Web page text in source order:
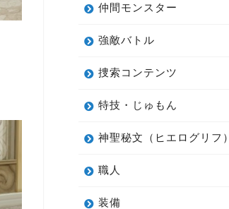
仲間モンスター
強敵バトル
捜索コンテンツ
特技・じゅもん
神聖秘文（ヒエログリフ）
職人
装備